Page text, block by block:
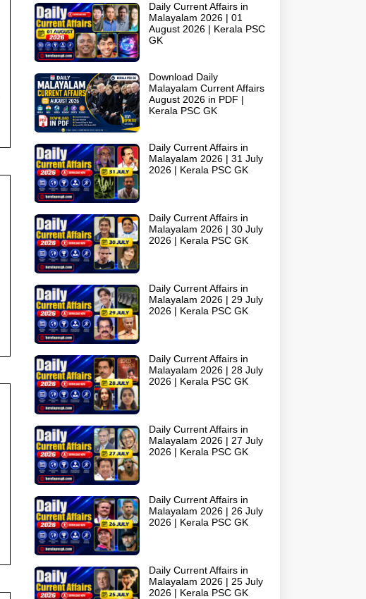
Daily Current Affairs in
Malayalam 2026 | 01
August 2026 | Kerala PSC
GK
Download Daily
Malayalam Current Affairs
August 2026 in PDF |
Kerala PSC GK
Daily Current Affairs in
Malayalam 2026 | 31 July
2026 | Kerala PSC GK
Daily Current Affairs in
Malayalam 2026 | 30 July
2026 | Kerala PSC GK
Daily Current Affairs in
Malayalam 2026 | 29 July
2026 | Kerala PSC GK
Daily Current Affairs in
Malayalam 2026 | 28 July
2026 | Kerala PSC GK
Daily Current Affairs in
Malayalam 2026 | 27 July
2026 | Kerala PSC GK
Daily Current Affairs in
Malayalam 2026 | 26 July
2026 | Kerala PSC GK
Daily Current Affairs in
Malayalam 2026 | 25 July
2026 | Kerala PSC GK